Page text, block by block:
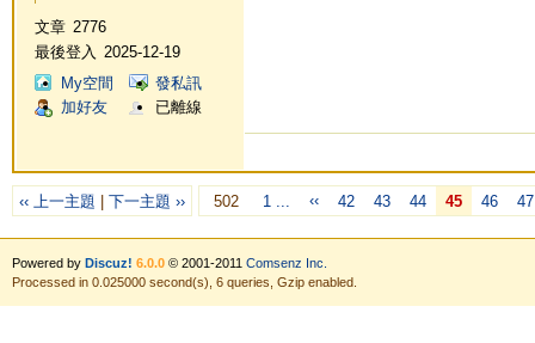
文章 2776
最後登入
2025-12-19
My空間
發私訊
加好友
已離線
‹‹ 上一主題 下一主題 ›› 502 1 ... ‹‹ 42 43 44 45 46 47
Powered by Discuz! 6.0.0© 2001-2011 Comsenz Inc.
Processed in 0.025000 second(s), 6 queries, Gzip enabled.